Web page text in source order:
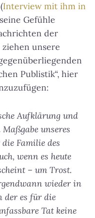
Interview mit ihm in
Gefühle
der
unsere
Publistik“, hier
Aufklärung und
unseres
Familie des
wenn es heute
– um Trost.
wieder in
der es für die
Tat keine